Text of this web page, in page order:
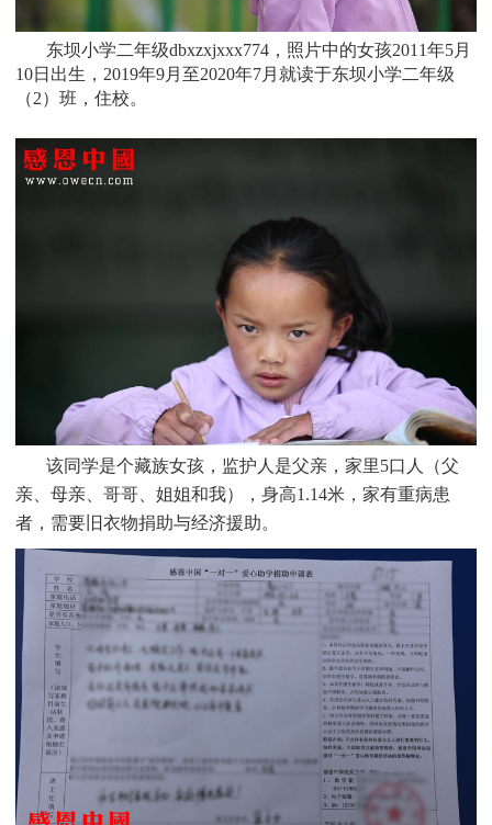
东坝小学二年级dbxzxjxxx774，照片中的女孩2011年5月
10日 出生， 2019年9月至2020年7月就读于东坝小学二年级
（2）班 ，住校。
该同学是个藏族女孩，监护人是父亲，家里5口人（父
亲、母亲、哥哥、姐姐和我），身高1.14米，家有重病患
者，需要旧衣物捐助与经济援助。